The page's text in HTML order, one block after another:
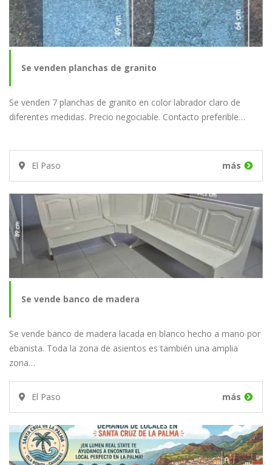
Se venden planchas de granito
Se venden 7 planchas de granito en color labrador claro de
diferentes medidas. Precio negociable. Contacto preferible…
El Paso más
Se vende banco de madera
Se vende banco de madera lacada en blanco hecho a mano por
ebanista. Toda la zona de asientos es también una amplia
zona…
El Paso más